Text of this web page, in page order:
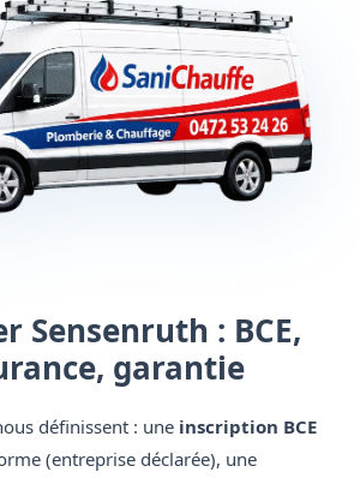
Sensenruth : BCE,
garantie
définissent : une inscription BCE
(entreprise déclarée), une